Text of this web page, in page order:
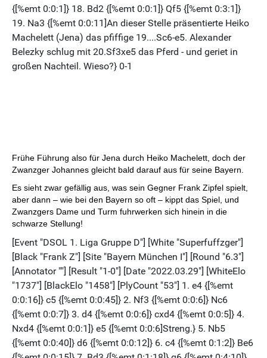
Frühe Führung also für Jena durch Heiko Machelett, doch der
Zwanzger Johannes gleicht bald darauf aus für seine Bayern.
Es sieht zwar gefällig aus, was sein Gegner Frank Zipfel spielt,
aber dann – wie bei den Bayern so oft – kippt das Spiel, und
Zwanzgers Dame und Turm fuhrwerken sich hinein in die
schwarze Stellung!